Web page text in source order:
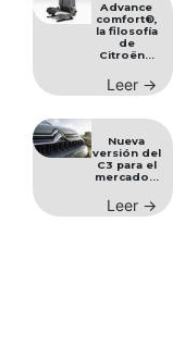
Advance
comfort®,
la filosofía
de
Citroën...
Leer →
Nueva
versión del
C3 para el
mercado...
Leer →